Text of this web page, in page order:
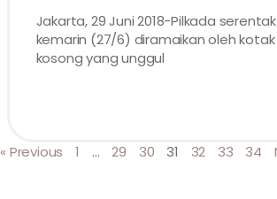
Jakarta, 29 Juni 2018-Pilkada serentak
kemarin (27/6) diramaikan oleh kotak
kosong yang unggul
« Previous 1 … 29 30 31 32 33 34